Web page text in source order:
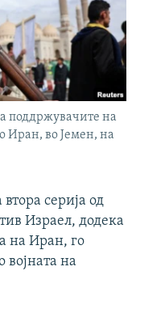
поддржувачите на
Иран, во Јемен, на
серија од
Израел, додека
на Иран, го
војната на